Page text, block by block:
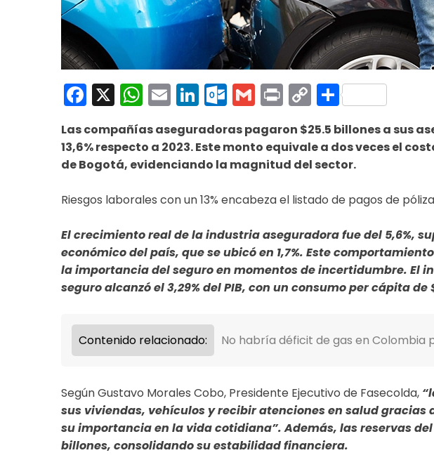
Facebook
X WhatsApp
EmailLinkedIn
Outlook.com
Gmail
PrintCopy
Link
Las compañías aseguradoras pagaron $25.5 billones a sus
13,6% respecto a 2023. Este monto equivale a dos veces el
de Bogotá, evidenciando la magnitud del sector.
Riesgos laborales con un 13% encabeza el listado de pagos de
El crecimiento real de la industria aseguradora fue del 5,6%,
económico del país, que se ubicó en 1,7%. Este
la importancia del seguro en momentos de incertidumbre. El
seguro alcanzó el 3,29% del PIB, con un consumo per cápita de
Contenido relacionado: No habría déficit de gas en Colombia
Según Gustavo Morales Cobo, Presidente Ejecutivo de Fasecolda,
sus viviendas, vehículos y recibir atenciones en salud gracias
su importancia en la vida cotidiana”. Además, las reservas
billones, consolidando su estabilidad financiera.